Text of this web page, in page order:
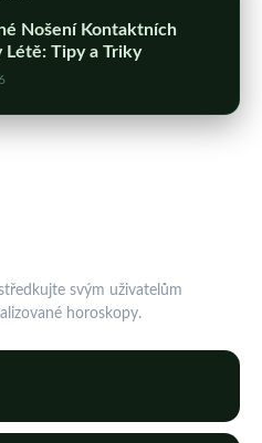
Nošení Kontaktních
Létě: Tipy a Triky
svým uživatelům
horoskopy.